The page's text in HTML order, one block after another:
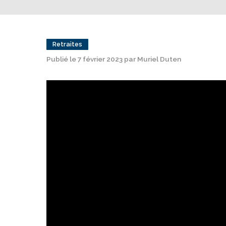
Retraites
Publié le 7 février 2023 par Muriel Duten